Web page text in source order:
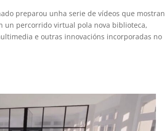
preparou unha serie de vídeos que mostran
un percorrido virtual pola nova biblioteca,
e outras innovacións incorporadas no